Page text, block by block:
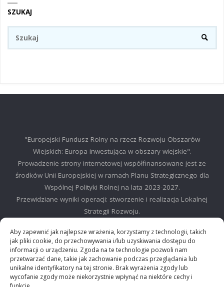
Aby zapewnić jak najlepsze wrażenia, korzystamy z technologii, takich
jak pliki cookie, do przechowywania i/lub uzyskiwania dostępu do
informacji o urządzeniu. Zgoda na te technologie pozwoli nam
przetwarzać dane, takie jak zachowanie podczas przeglądania lub
unikalne identyfikatory na tej stronie. Brak wyrażenia zgody lub
wycofanie zgody może niekorzystnie wpłynąć na niektóre cechy i
SZUKAJ
"Europejski Fundusz Rolny na rzecz Rozwoju Obszarów
Wiejskich: Europa inwestująca w obszary wiejskie".
Prowadzenie strony internetowej współfinansowane jest ze
środków Unii Europejskiej w ramach Planu Strategicznego dla
Wspólnej Polityki Rolnej na lata 2023-2027.
Przewidziane wyniki operacji: stworzenie i realizacja Lokalnej
Strategii Rozwoju.
©2024 Stowarzyszenie Lokalna Grupa działania "Między Dalinem i